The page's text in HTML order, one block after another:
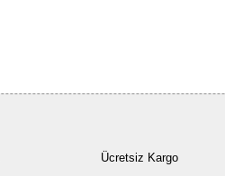
Ücretsiz Kargo